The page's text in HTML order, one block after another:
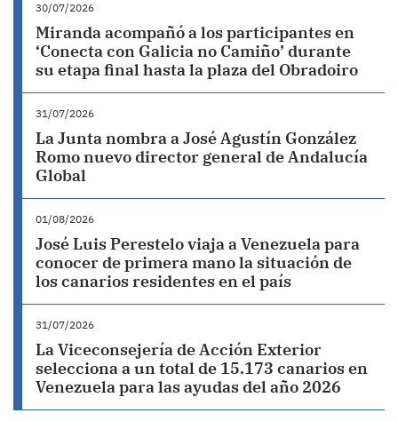
30/07/2026
Miranda acompañó a los participantes en
‘Conecta con Galicia no Camiño’ durante
su etapa final hasta la plaza del Obradoiro
31/07/2026
La Junta nombra a José Agustín González
Romo nuevo director general de Andalucía
Global
01/08/2026
José Luis Perestelo viaja a Venezuela para
conocer de primera mano la situación de
los canarios residentes en el país
31/07/2026
La Viceconsejería de Acción Exterior
selecciona a un total de 15.173 canarios en
Venezuela para las ayudas del año 2026